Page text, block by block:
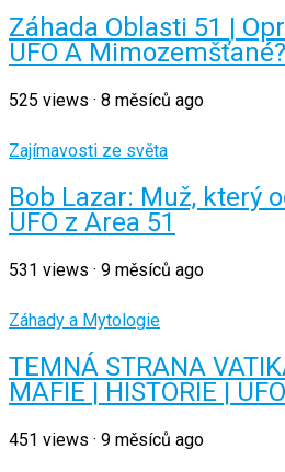
Záhada Oblasti 51 |
UFO A
525 views · 8 měsíců ago
Zajímavosti ze světa
Bob Lazar: Muž, který
UFO z Area 51
531 views · 9 měsíců ago
Záhady a Mytologie
TEMNÁ STRANA
MAFIE | HISTORIE |
451 views · 9 měsíců ago